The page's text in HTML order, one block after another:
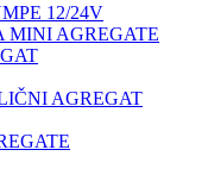
12/24V
MINI AGREGATE
AGREGAT